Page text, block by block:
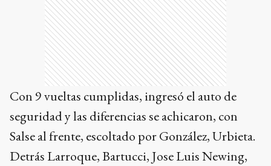
Con 9 vueltas cumplidas, ingresó el auto de
seguridad y las diferencias se achicaron, con
Salse al frente, escoltado por González, Urbieta.
Detrás Larroque, Bartucci, Jose Luis Newing,